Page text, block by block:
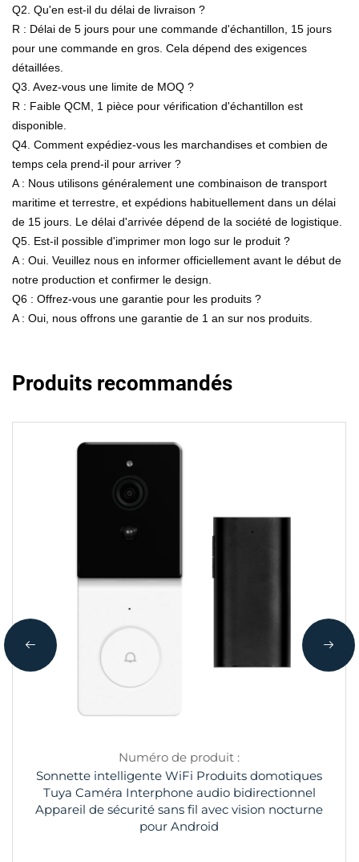
Q2. Qu'en est-il du délai de livraison ?
R : Délai de 5 jours pour une commande d'échantillon, 15 jours
pour une commande en gros. Cela dépend des exigences
détaillées.
Q3. Avez-vous une limite de MOQ ?
R : Faible QCM, 1 pièce pour vérification d'échantillon est
disponible.
Q4. Comment expédiez-vous les marchandises et combien de
temps cela prend-il pour arriver ?
A : Nous utilisons généralement une combinaison de transport
maritime et terrestre, et expédions habituellement dans un délai
de 15 jours. Le délai d'arrivée dépend de la société de logistique.
Q5. Est-il possible d'imprimer mon logo sur le produit ?
A : Oui. Veuillez nous en informer officiellement avant le début de
notre production et confirmer le design.
Q6 : Offrez-vous une garantie pour les produits ?
A : Oui, nous offrons une garantie de 1 an sur nos produits.
Produits recommandés
Numéro de produit :
Sonnette intelligente WiFi Produits domotiques
Tuya Caméra Interphone audio bidirectionnel
Appareil de sécurité sans fil avec vision nocturne
pour Android